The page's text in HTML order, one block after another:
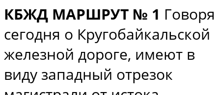
КБЖД МАРШРУТ № 1 Говоря
сегодня о Кругобайкальской
железной дороге, имеют в
виду западный отрезок